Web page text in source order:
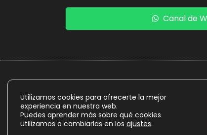
Canal de
La presente web es un proyecto personal
Utilizamos cookies para ofrecerte la mejor
experiencia en nuestra web.
Puedes aprender más sobre qué cookies
utilizamos o cambiarlas en los ajustes.